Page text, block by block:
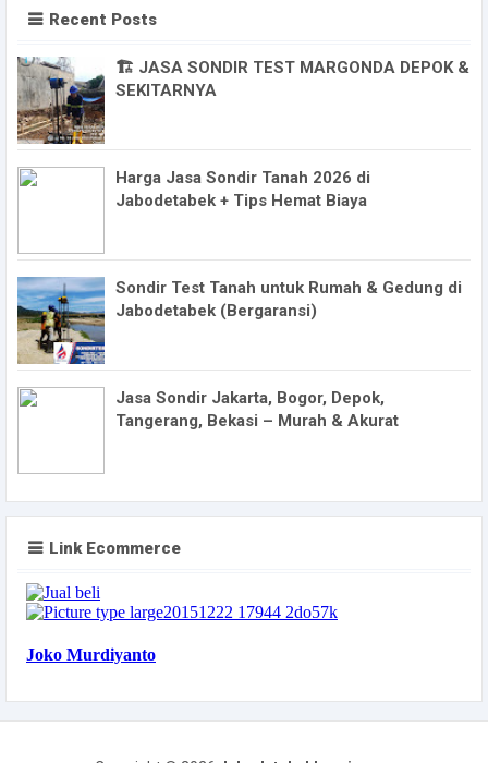
Recent Posts
🏗️ JASA SONDIR TEST MARGONDA DEPOK &
SEKITARNYA
Harga Jasa Sondir Tanah 2026 di
Jabodetabek + Tips Hemat Biaya
Sondir Test Tanah untuk Rumah & Gedung di
Jabodetabek (Bergaransi)
Jasa Sondir Jakarta, Bogor, Depok,
Tangerang, Bekasi – Murah & Akurat
Link Ecommerce